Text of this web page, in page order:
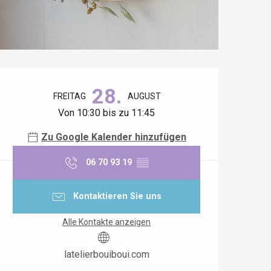
FREITAG 28. AUGUST
Von 10:30 bis zu 11:45
Zu Google Kalender hinzufügen
06 70 93 19 ▒▒
Kontaktieren Sie uns
Alle Kontakte anzeigen
latelierbouiboui.com